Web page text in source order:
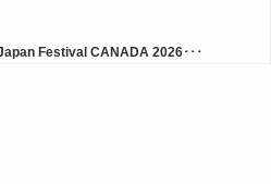
Festival CANADA 2026･･･